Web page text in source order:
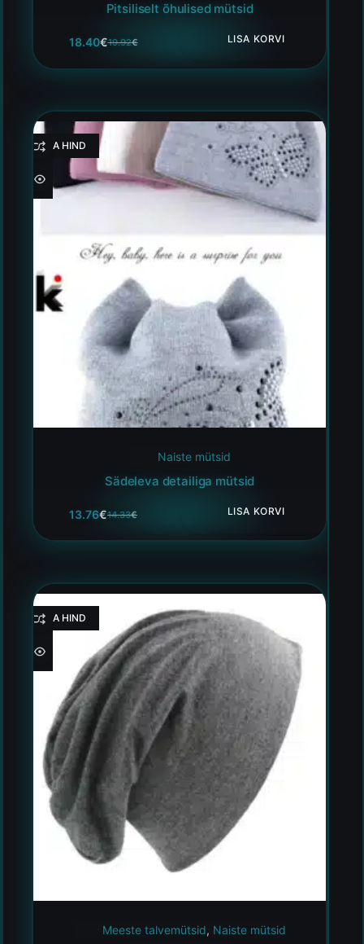
Pitsiliselt õhulised mütsid
19.92€
18.40€ LISA KORVI
HEA HIND
Naiste mütsid
Sädeleva detailiga mütsid
14.33€
13.76€ LISA KORVI
HEA HIND
Meeste talvemütsid, Naiste mütsid